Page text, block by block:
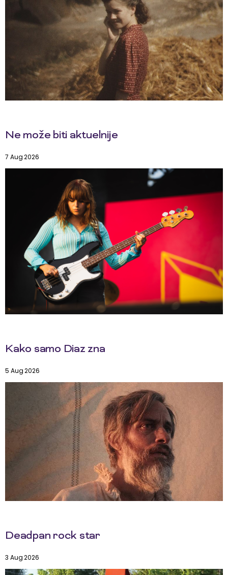
Ne može biti aktuelnije
7 Aug 2026
Kako samo Diaz zna
5 Aug 2026
Deadpan rock star
3 Aug 2026